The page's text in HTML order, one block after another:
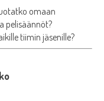
omaan
pelisäännöt?
tiimin jäsenille?